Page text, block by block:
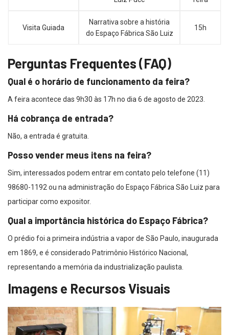
Visita Guiada
Narrativa sobre a história
do Espaço Fábrica São Luiz
15h
Perguntas Frequentes (FAQ)
Qual é o horário de funcionamento da feira?
A feira acontece das 9h30 às 17h no dia 6 de agosto de 2023.
Há cobrança de entrada?
Não, a entrada é gratuita.
Posso vender meus itens na feira?
Sim, interessados podem entrar em contato pelo telefone (11)
98680-1192 ou na administração do Espaço Fábrica São Luiz para
participar como expositor.
Qual a importância histórica do Espaço Fábrica?
O prédio foi a primeira indústria a vapor de São Paulo, inaugurada
em 1869, e é considerado Patrimônio Histórico Nacional,
representando a memória da industrialização paulista.
Imagens e Recursos Visuais